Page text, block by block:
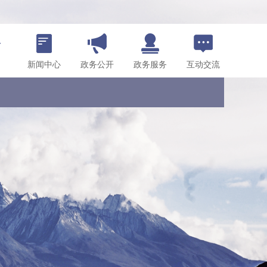
新闻中心 政务公开 政务服务 互动交流